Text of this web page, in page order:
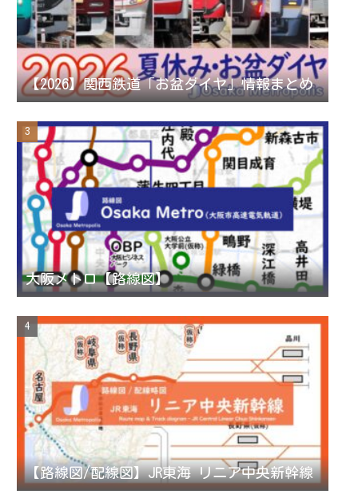
a
n
n
e
【2026】関西鉄道「お盆ダイヤ」情報まとめ
大阪メトロ【路線図】
【路線図/配線図】JR東海 リニア中央新幹線